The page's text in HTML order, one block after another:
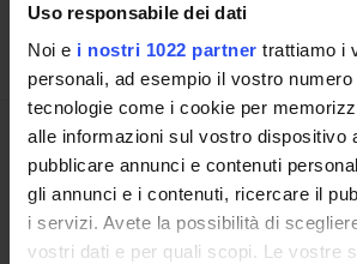
Uso responsabile dei dati
Noi e i nostri 1022 partner trattiamo i
personali, ad esempio il vostro
tecnologie come i cookie per
alle informazioni sul vostro dispositivo
pubblicare annunci e contenuti
gli annunci e i contenuti, ricercare il
i servizi. Avete la possibilità di
vostri dati e per quali scopi. Le vostre
Condividi